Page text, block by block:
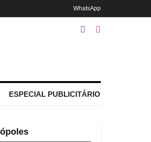
WhatsApp
ESPECIAL PUBLICITÁRIO